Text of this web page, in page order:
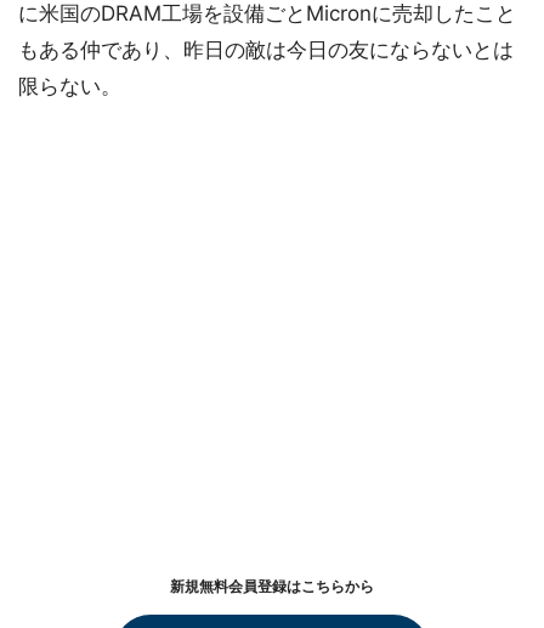
に米国のDRAM工場を設備ごとMicronに売却したこと
もある仲であり、昨日の敵は今日の友にならないとは
限らない。
新規無料会員登録はこちらから